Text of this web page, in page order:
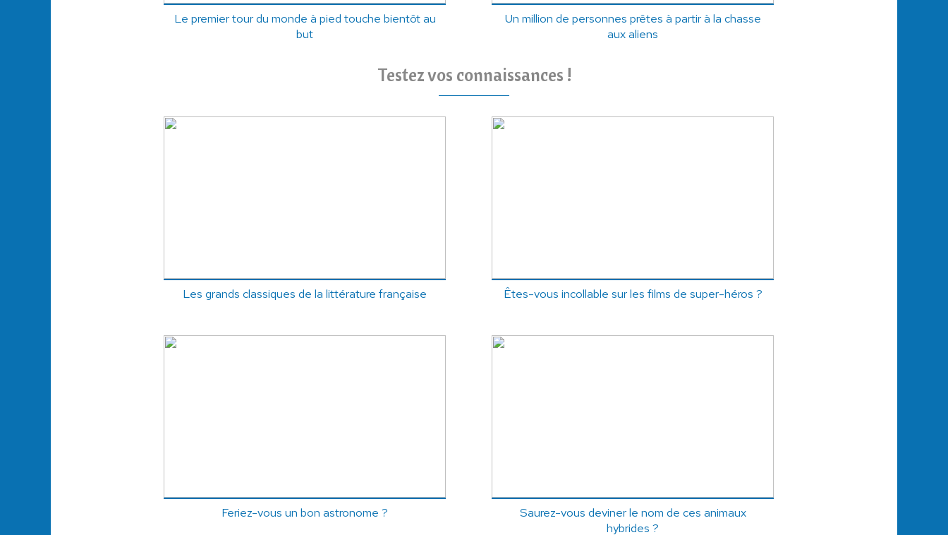
Le premier tour du monde à pied touche bientôt au
but
Un million de personnes prêtes à partir à la chasse
aux aliens
Testez vos connaissances !
Les grands classiques de la littérature française Êtes-vous incollable sur les films de super-héros ?
Feriez-vous un bon astronome ?
Saurez-vous deviner le nom de ces animaux
hybrides ?